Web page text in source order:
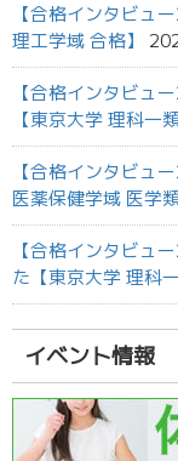
【合格インタビュ
理工学域 合格】
【合格インタビュ
【東京大学 理科一
【合格インタビュ
医薬保健学域 医学類
【合格インタビュ
た【東京大学 理科
イベント情報